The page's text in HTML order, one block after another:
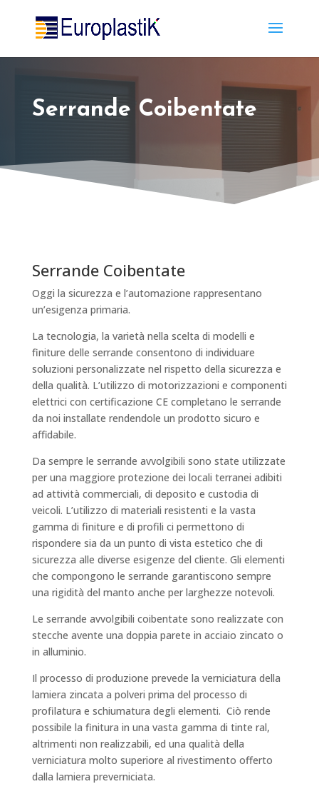
Serrande Coibentate
Serrande Coibentate
Oggi la sicurezza e l’automazione rappresentano
un’esigenza primaria.
La tecnologia, la varietà nella scelta di modelli e
finiture delle serrande consentono di individuare
soluzioni personalizzate nel rispetto della sicurezza e
della qualità. L’utilizzo di motorizzazioni e componenti
elettrici con certificazione CE completano le serrande
da noi installate rendendole un prodotto sicuro e
affidabile.
Da sempre le serrande avvolgibili sono state utilizzate
per una maggiore protezione dei locali terranei adibiti
ad attività commerciali, di deposito e custodia di
veicoli. L’utilizzo di materiali resistenti e la vasta
gamma di finiture e di profili ci permettono di
rispondere sia da un punto di vista estetico che di
sicurezza alle diverse esigenze del cliente. Gli elementi
che compongono le serrande garantiscono sempre
una rigidità del manto anche per larghezze notevoli.
Le serrande avvolgibili coibentate sono realizzate con
stecche avente una doppia parete in acciaio zincato o
in alluminio.
Il processo di produzione prevede la verniciatura della
lamiera zincata a polveri prima del processo di
profilatura e schiumatura degli elementi. Ciò rende
possibile la finitura in una vasta gamma di tinte ral,
altrimenti non realizzabili, ed una qualità della
verniciatura molto superiore al rivestimento offerto
dalla lamiera preverniciata.